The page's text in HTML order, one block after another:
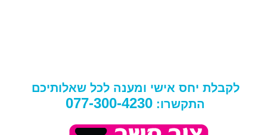
לקבלת יחס אישי ומענה לכל שאלותיכם
התקשרו: 077-300-4230